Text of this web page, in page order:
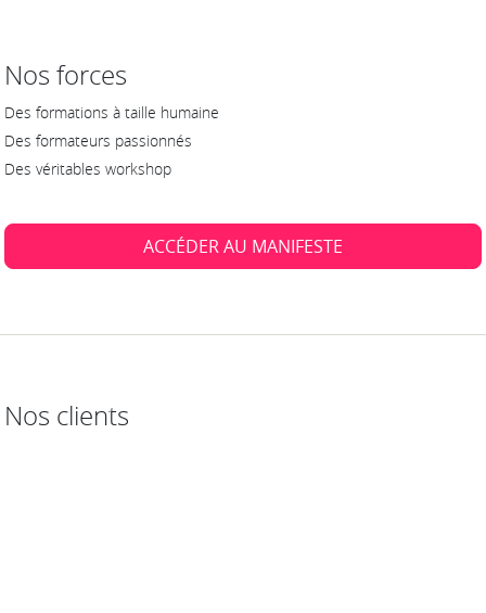
Nos forces
Des formations à taille humaine
Des formateurs passionnés
Des véritables workshop
ACCÉDER AU MANIFESTE
Nos clients